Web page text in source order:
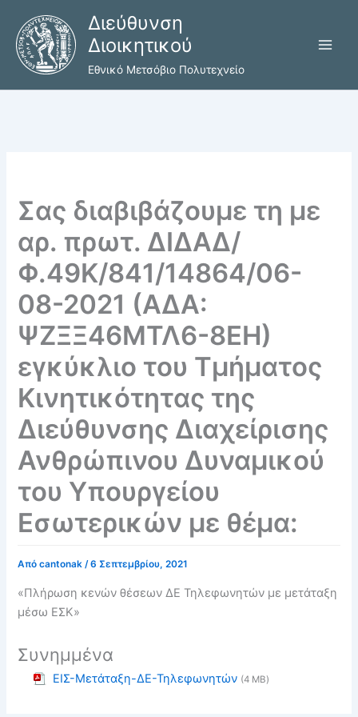
περιεχόμενο
Διεύθυνση
Διοικητικού
Εθνικό Μετσόβιο Πολυτεχνείο
Σας διαβιβάζουμε τη με
αρ. πρωτ. ΔΙΔΑΔ/
Φ.49Κ/841/14864/06-
08-2021 (ΑΔΑ:
ΨΖΞΞ46ΜΤΛ6-8ΕΗ)
εγκύκλιο του Τμήματος
Κινητικότητας της
Διεύθυνσης Διαχείρισης
Ανθρώπινου Δυναμικού
του Υπουργείου
Εσωτερικών με θέμα:
Απόcantonak/6 Σεπτεμβρίου, 2021
«Πλήρωση κενών θέσεων ΔΕ Τηλεφωνητών με μετάταξη
μέσω ΕΣΚ»
Συνημμένα
ΕΙΣ-Μετάταξη-ΔΕ-Τηλεφωνητών (4 MB)